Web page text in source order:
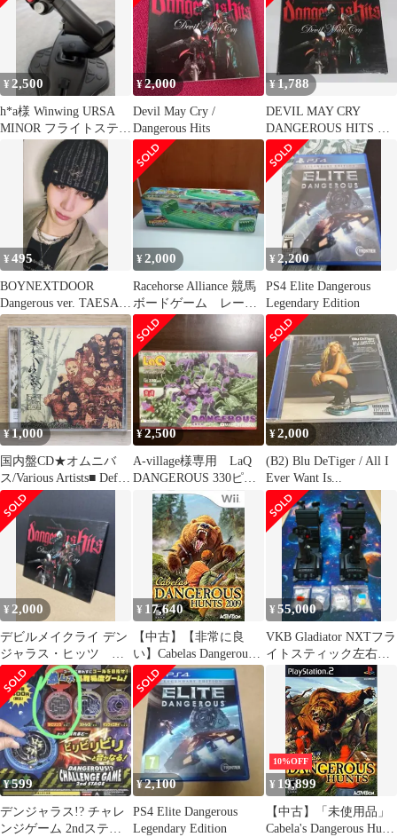
【RZCD86280B/4988064
862801】I05365
¥ 2,500
h*a様 Winwing URSA
MINOR フライトスティ
ック
¥2,000
Devil May Cry /
Dangerous Hits
¥1,788
DEVIL MAY CRY
DANGEROUS HITS サ
ウンドトラック
¥495
BOYNEXTDOOR
Dangerous ver. TAESAN
19.99 A
¥2,000
Racehorse Alliance 競馬
ボードゲーム レー
ス ゲーム
¥ 2,200
PS4 Elite Dangerous
Legendary Edition
¥1,000
国内盤CD★オムニバ
ス/Various Artists■ Def
Jam 2000-The X Day-
Mixed by DJ
MASTERKEY
【PHCW1050/498801136
3245】L05043
¥2,500
A-village様専用 LaQ
DANGEROUS 330ピー
ス 有毒生物
¥2,000
(B2) Blu DeTiger / All I
Ever Want Is...
¥ 2,000
デビルメイクライ デン
ジャラス・ヒッツ CD
DMC サウンドトラッ
ク サントラ
¥ 17,640
【中古】【非常に良
い】Cabelas Dangerous
Hunts 09 6g7v4d0
¥55,000
VKB Gladiator NXTフラ
イトスティック左右＋
純正マウント
¥599
デンジャラス!? チャレ
ンジゲーム 2ndステー
¥2,100
PS4 Elite Dangerous
Legendary Edition
10%OFF
¥ 19,899
【中古】「未使用品」
Cabela's Dangerous Hunts